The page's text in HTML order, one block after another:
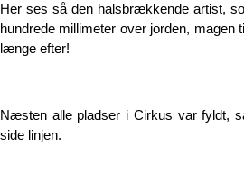
Her ses så den halsbrækkende artist,
hundrede millimeter over jorden,
længe efter!
Næsten alle pladser i Cirkus var fyldt,
side linjen.